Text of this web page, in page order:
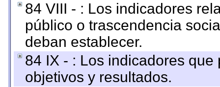
84 VIII - : Los indicadores
público o trascendencia
deban establecer.
84 IX - : Los indicadores
objetivos y resultados.